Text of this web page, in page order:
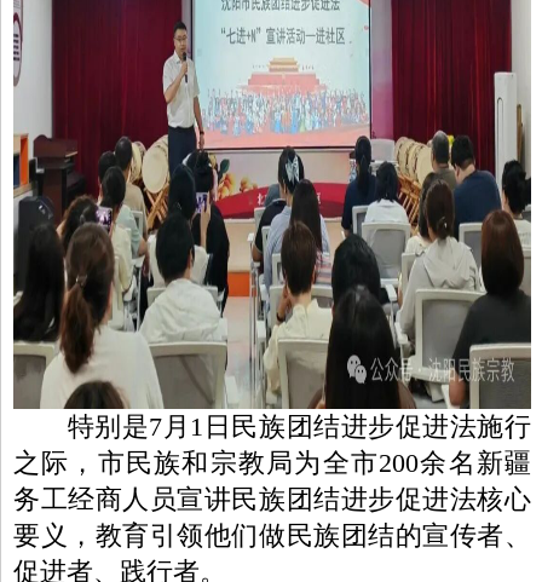
特别是7月1日民族团结进步促进法施行
之际，市民族和宗教局为全市200余名新疆
务工经商人员宣讲民族团结进步促进法核心
要义，教育引领他们做民族团结的宣传者、
促进者、践行者。